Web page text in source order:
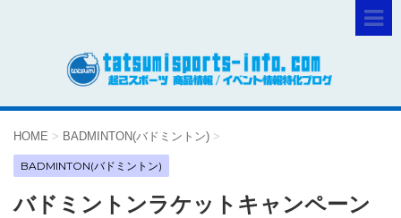
HOME > BADMINTON(バドミントン) >
BADMINTON(バドミントン)
バドミントンラケットキャンペーン